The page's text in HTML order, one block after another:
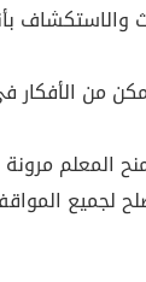
من الأفكار
المعلم
لجميع